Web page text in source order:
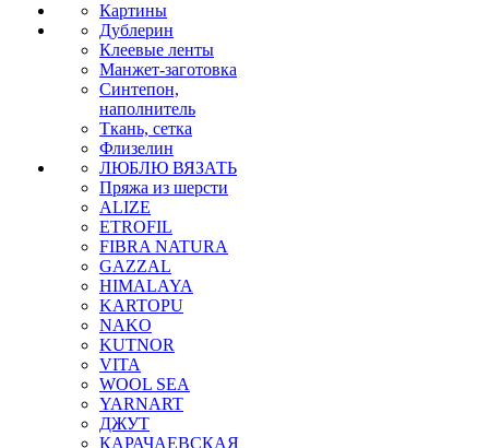
Картины
Дублерин
Клеевые ленты
Манжет-заготовка
Синтепон,
наполнитель
Ткань, сетка
Флизелин
ЛЮБЛЮ ВЯЗАТЬ
Пряжа из шерсти
ALIZE
ETROFIL
FIBRA NATURA
GAZZAL
HIMALAYA
KARTOPU
NAKO
KUTNOR
VITA
WOOL SEA
YARNART
ДЖУТ
КАРАЧАЕВСКАЯ